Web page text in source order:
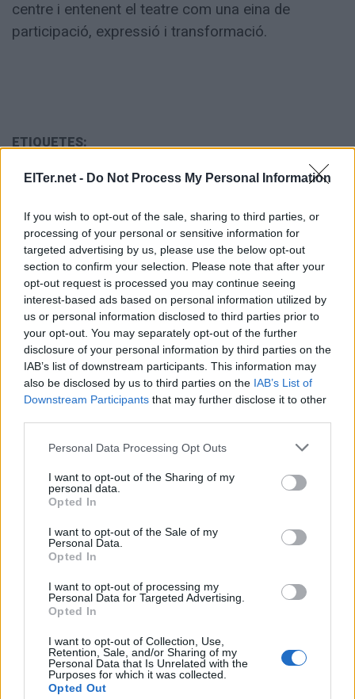
ElTer.net - Do Not Process My Personal Information
If you wish to opt-out of the sale, sharing to third parties, or
processing of your personal or sensitive information for
targeted advertising by us, please use the below opt-out
section to confirm your selection. Please note that after your
opt-out request is processed you may continue seeing
interest-based ads based on personal information utilized by
us or personal information disclosed to third parties prior to
your opt-out. You may separately opt-out of the further
disclosure of your personal information by third parties on the
IAB’s list of downstream participants. This information may
also be disclosed by us to third parties on the IAB’s List of
Downstream Participants that may further disclose it to other
Please note that this website/app uses one or more Google
not limited to your visit or usage behaviour. You may click to
grant or deny consent to Google and its third-party tags to
use your data for below specified purposes in below Google
consent section.
Personal Data Processing Opt Outs
I want to opt-out of the Sharing of my
personal data.
Opted In
I want to opt-out of the Sale of my
Personal Data.
Opted In
I want to opt-out of processing my
Personal Data for Targeted Advertising.
Opted In
I want to opt-out of Collection, Use,
Retention, Sale, and/or Sharing of my
Personal Data that Is Unrelated with the
Purposes for which it was collected.
Opted Out
centre i entenent el teatre com una eina de
participació, expressió i transformació.
ETIQUETES:
General